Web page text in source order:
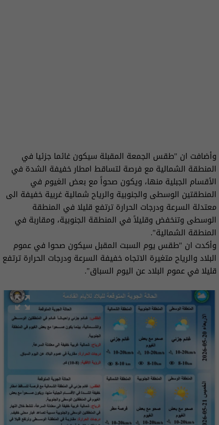
وأضافت ان "طقس الجمعة المقبلة سيكون غائما جزئيا في
المنطقة الشمالية مع فرصة لتساقط امطار خفيفة الشدة في
الأقسام الجبلية منها، ويكون صحواً مع بعض الغيوم في
المنطقتين الوسطى والجنوبية والرياح شمالية غربية خفيفة الى
معتدلة السرعة ودرجات الحرارة ترتفع قليلا في المنطقة
الوسطى وتنخفض وقليلاً في المنطقة الجنوبية، ومقاربة في
المنطقة الشمالية".
وأكدت ان "طقس يوم السبت المقبل سيكون صحوا في عموم
البلاد والرياح متغيرة الاتجاه خفيفة السرعة ودرجات الحرارة ترتفع
قليلا في عموم البلاد عن اليوم السباق".